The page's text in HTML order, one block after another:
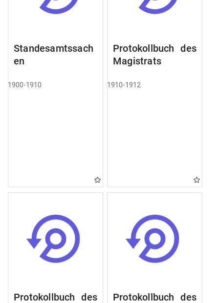
Standesamtssach
en
1900-1910
Protokollbuch des
Magistrats
1910-1912
Protokollbuch des
Protokollbuch des